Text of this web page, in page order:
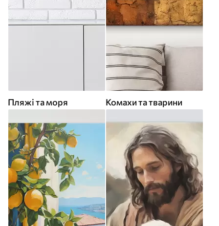
Пляжі та моря Комахи та тварини